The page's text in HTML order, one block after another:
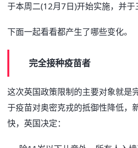
于本周二(12月7日)开始实施，并于
下面一起看看都产生了哪些变化。
完全接种疫苗者
这次英国政策限制的主要对象就是
于疫苗对奥密克戎的抵御性降低，
快，英国决定：